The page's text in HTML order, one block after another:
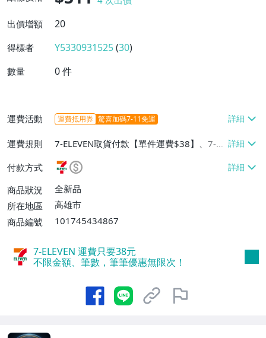
出價增額
20
得標者 Y5330931525(30)
數量 0件
運費活動 運費抵用券 驚喜加碼7-11免運
運費規則
7-ELEVEN取貨付款【單件運費$38】、7-EL
EVEN取貨不付款【單件運費$38】
付款方式
商品狀況
全新品
所在地區
高雄市
商品編號
101745434867
7-ELEVEN 運費只要38元
不限金額、筆數，筆筆優惠無限次！